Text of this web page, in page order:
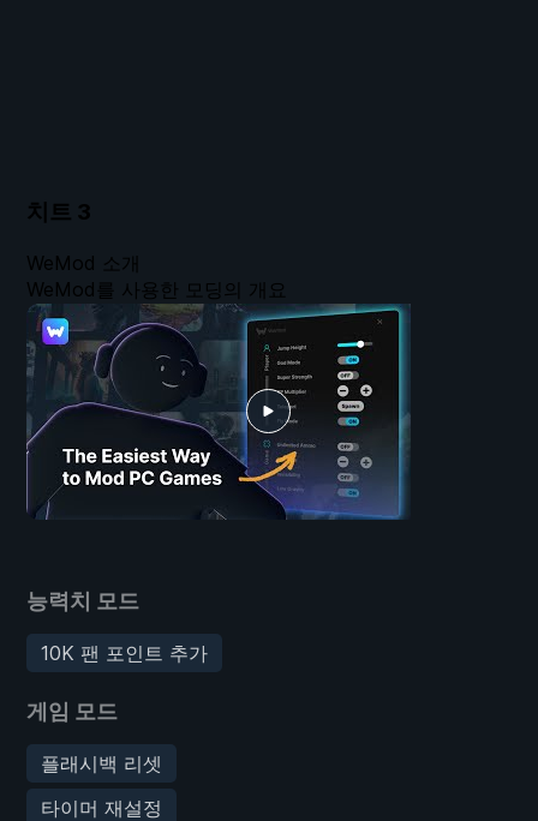
치트 3
능력치 모드
10K 팬 포인트 추가
게임 모드
플래시백 리셋
타이머 재설정
WeMod 소개
WeMod를 사용한 모딩의 개요